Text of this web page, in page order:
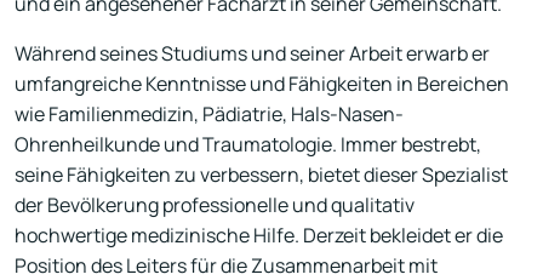
Während seines Studiums und seiner Arbeit erwarb er
umfangreiche Kenntnisse und Fähigkeiten in Bereichen
wie Familienmedizin, Pädiatrie, Hals-Nasen-
Ohrenheilkunde und Traumatologie. Immer bestrebt,
seine Fähigkeiten zu verbessern, bietet dieser Spezialist
der Bevölkerung professionelle und qualitativ
hochwertige medizinische Hilfe. Derzeit bekleidet er die
Position des Leiters für die Zusammenarbeit mit